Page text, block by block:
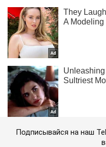
Подписывайся на наш